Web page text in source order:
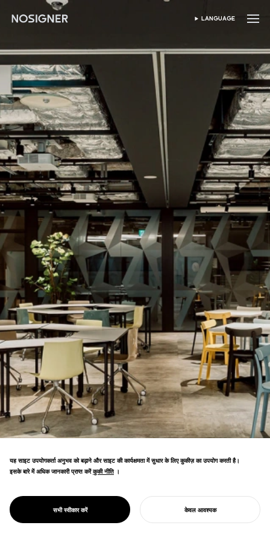
होम भाषा चुनें
LANGUAGE
NANA LV.
LANDMARK
DATALAB
उपग्रह परिसर योकोहामा लैंडमार्क टावर की 7वीं मंजिल
यह साइट उपयोगकर्ता अनुभव को बढ़ाने और साइट की कार्यक्षमता में सुधार के लिए कुकीज़ का उपयोग करती है।
इसके बारे में अधिक जानकारी प्राप्त करें कुकी नीति
कुकी नीति ।
सभी स्वीकार करें केवल आवश्यक